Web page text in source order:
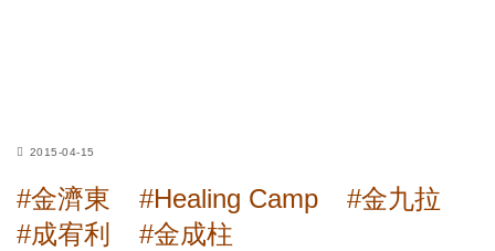
2015-04-15
#金濟東 #Healing Camp
#金九拉
#成宥利
#金成柱